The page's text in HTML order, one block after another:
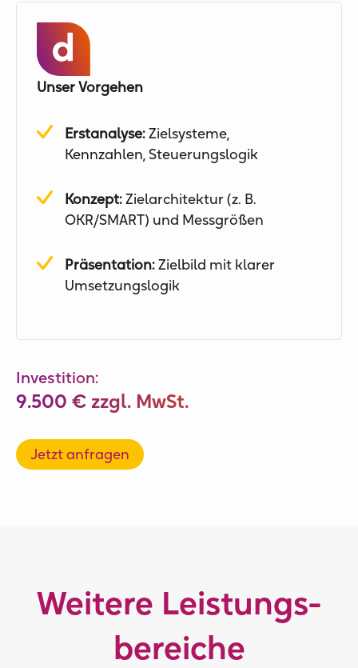
Unser Vorgehen
Erstanalyse:Zielsysteme,
Kennzahlen, Steuerungslogik
Konzept:Zielarchitektur (z. B.
OKR/SMART) und Messgrößen
Präsentation:Zielbild mit klarer
Umsetzungslogik
Investition:
9.500 € zzgl. MwSt.
Jetzt anfragen
Weitere Leistungs­
bereiche